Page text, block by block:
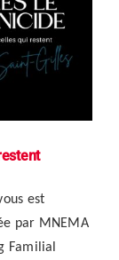
est
par MNEMA
Familial